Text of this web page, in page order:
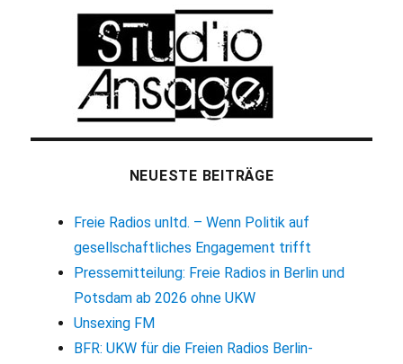
NEUESTE BEITRÄGE
Freie Radios unltd. – Wenn Politik auf
gesellschaftliches Engagement trifft
Pressemitteilung: Freie Radios in Berlin und
Potsdam ab 2026 ohne UKW
Unsexing FM
BFR: UKW für die Freien Radios Berlin-